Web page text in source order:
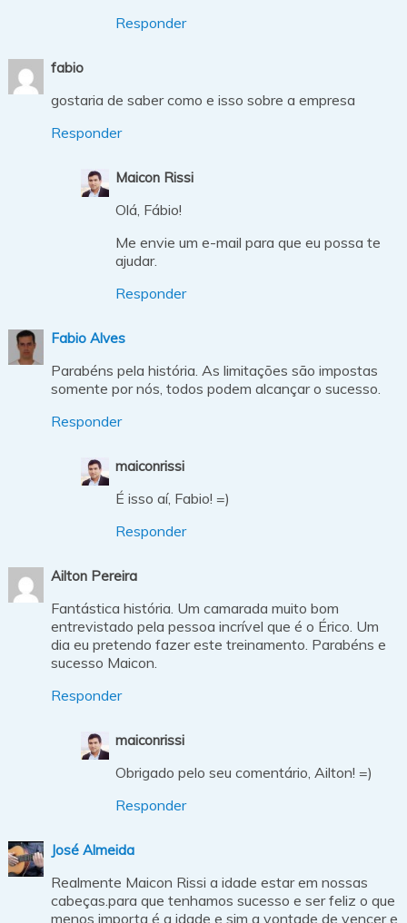
Responder
fabio
gostaria de saber como e isso sobre a empresa
Responder
Maicon Rissi
Olá, Fábio!
Me envie um e-mail para que eu possa te
ajudar.
Responder
Fabio Alves
Parabéns pela história. As limitações são impostas
somente por nós, todos podem alcançar o sucesso.
Responder
maiconrissi
É isso aí, Fabio! =)
Responder
Ailton Pereira
Fantástica história. Um camarada muito bom
entrevistado pela pessoa incrível que é o Érico. Um
dia eu pretendo fazer este treinamento. Parabéns e
sucesso Maicon.
Responder
maiconrissi
Obrigado pelo seu comentário, Ailton! =)
Responder
José Almeida
Realmente Maicon Rissi a idade estar em nossas
cabeças.para que tenhamos sucesso e ser feliz o que
menos importa é a idade e sim a vontade de vencer e